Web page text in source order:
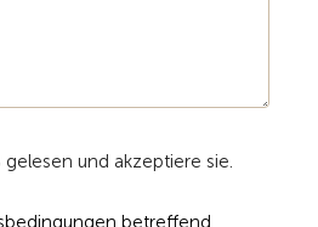
und akzeptiere sie.
betreffend